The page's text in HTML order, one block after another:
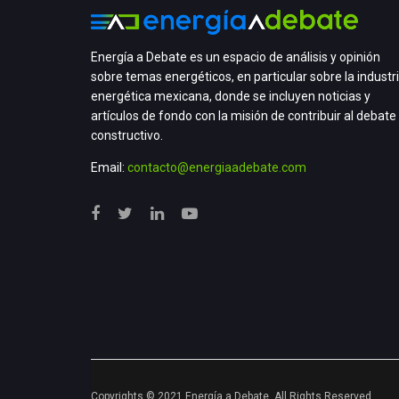
Energía a Debate es un espacio de análisis y opinión
sobre temas energéticos, en particular sobre la
energética mexicana, donde se incluyen noticias y
artículos de fondo con la misión de contribuir al debate
constructivo.
Email: contacto@energiaadebate.com
Copyrights © 2021 Energía a Debate. All Rights Reserved.